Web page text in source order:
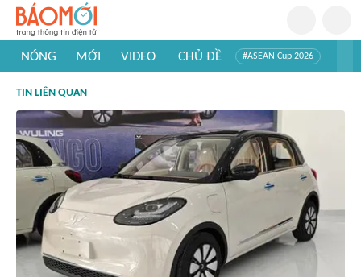
NÓNG MỚI VIDEO CHỦ ĐỀ #ASEAN Cup 2026
#Khám phá thế giới
TIN LIÊN QUAN